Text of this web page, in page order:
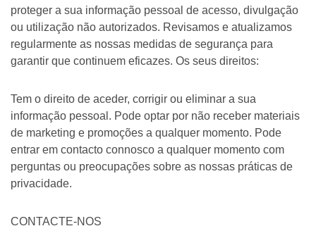
proteger a sua informação pessoal de acesso, divulgação
ou utilização não autorizados. Revisamos e atualizamos
regularmente as nossas medidas de segurança para
garantir que continuem eficazes. Os seus direitos:
Tem o direito de aceder, corrigir ou eliminar a sua
informação pessoal. Pode optar por não receber materiais
de marketing e promoções a qualquer momento. Pode
entrar em contacto connosco a qualquer momento com
perguntas ou preocupações sobre as nossas práticas de
privacidade.
CONTACTE-NOS